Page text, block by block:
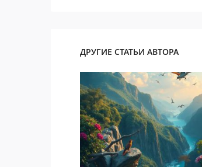
ДРУГИЕ СТАТЬИ АВТОРА